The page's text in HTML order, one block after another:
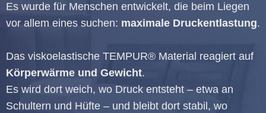
Es wurde für Menschen entwickelt, die beim Liegen
vor allem eines suchen: maximale Druckentlastung.
Das viskoelastische TEMPUR® Material reagiert auf
Körperwärme und Gewicht.
Es wird dort weich, wo Druck entsteht – etwa an
Schultern und Hüfte – und bleibt dort stabil, wo